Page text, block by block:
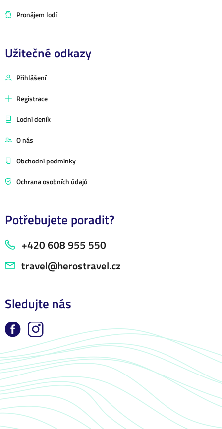
Pronájem lodí
Užitečné odkazy
Přihlášení
Registrace
Lodní deník
O nás
Obchodní podmínky
Ochrana osobních údajů
Potřebujete poradit?
+420 608 955 550
travel@herostravel.cz
Sledujte nás